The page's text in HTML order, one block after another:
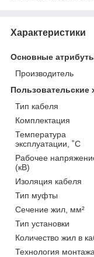
Характеристики
Основные
Производитель
Пользовательские
Тип кабеля
Комплектация
Температура
эксплуатации, ˚С
Рабочее
(кВ)
Изоляция кабеля
Тип муфты
Сечение жил, мм²
Тип установки
Количество жил в
Технология монтажа